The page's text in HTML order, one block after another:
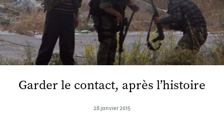
Garder le contact, après l’histoire
28 janvier 2015